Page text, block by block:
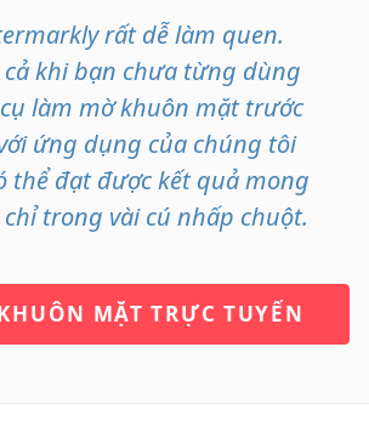
rất dễ làm quen.
cả khi bạn chưa từng dùng
làm mờ khuôn mặt trước
ứng dụng của chúng tôi
thể đạt được kết quả mong
trong vài cú nhấp chuột.
MẶT TRỰC TUYẾN